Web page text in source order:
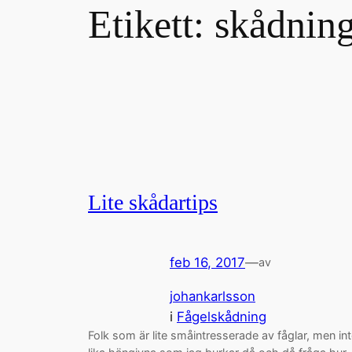
Etikett:
Lite skådartips
feb 16, 2017—av
johankarlsson
i Fågelskådning
Folk som är lite småintresserade av fåglar, men